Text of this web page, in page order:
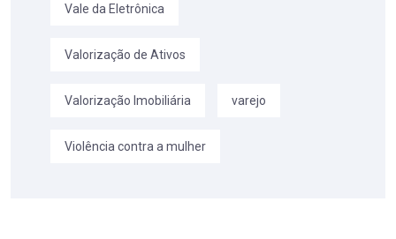
Vale da Eletrônica
Valorização de Ativos
Valorização Imobiliária varejo
Violência contra a mulher